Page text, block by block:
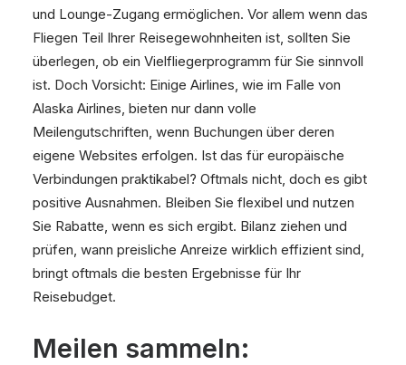
und Lounge-Zugang ermöglichen. Vor allem wenn das
Fliegen Teil Ihrer Reisegewohnheiten ist, sollten Sie
überlegen, ob ein Vielfliegerprogramm für Sie sinnvoll
ist. Doch Vorsicht: Einige Airlines, wie im Falle von
Alaska Airlines, bieten nur dann volle
Meilengutschriften, wenn Buchungen über deren
eigene Websites erfolgen. Ist das für europäische
Verbindungen praktikabel? Oftmals nicht, doch es gibt
positive Ausnahmen. Bleiben Sie flexibel und nutzen
Sie Rabatte, wenn es sich ergibt. Bilanz ziehen und
prüfen, wann preisliche Anreize wirklich effizient sind,
bringt oftmals die besten Ergebnisse für Ihr
Reisebudget.
Meilen sammeln: